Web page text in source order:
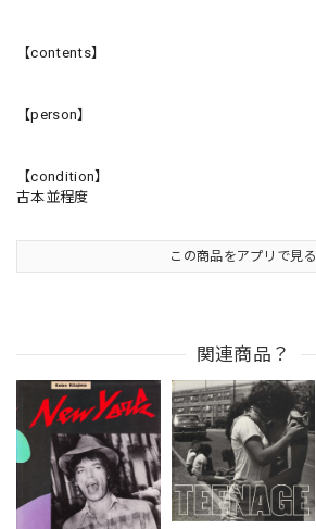
【contents】
【person】
【condition】
古本並程度
この商品をアプリで見る
関連商品？